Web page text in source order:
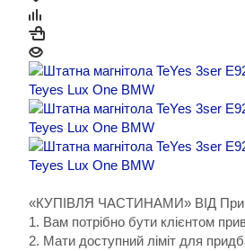
«КУПІВЛЯ ЧАСТИНАМИ» ВІД
1. Вам потрібно бути клієнтом
2. Мати доступний ліміт для